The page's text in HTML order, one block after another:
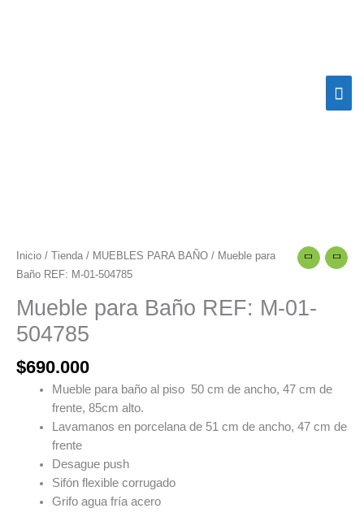
Inicio / Tienda / MUEBLES PARA BAÑO / Mueble para
Baño REF: M-01-504785
Mueble para Baño REF: M-01-
504785
$690.000
Mueble para baño al piso 50 cm de ancho, 47 cm de
frente, 85cm alto.
Lavamanos en porcelana de 51 cm de ancho, 47 cm de
frente
Desague push
Sifón flexible corrugado
Grifo agua fría acero
Baño
REF:
01-
504785
cantidad